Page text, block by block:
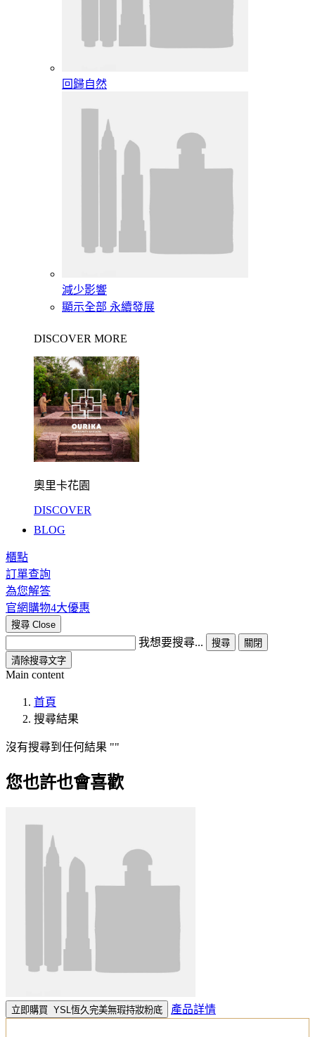
回歸自然
減少影響
顯示全部 永續發展
DISCOVER MORE
奧里卡花園
DISCOVER
BLOG
櫃點
訂單查詢
為您解答
官網購物4大優惠
搜尋 Close
我想要搜尋... 搜尋
關閉
清除搜尋文字
Main content
首頁
搜尋結果
沒有搜尋到任何結果
您也許也會喜歡
立即購買 YSL恆久完美無瑕持妝粉底 產品詳情